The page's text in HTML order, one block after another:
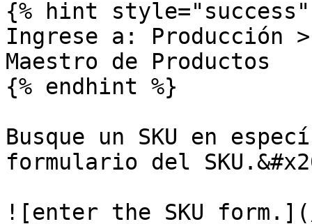
{% hint style="success"
Ingrese a: Producción
Maestro de Productos
{% endhint %}
Busque un SKU en
formulario del
![enter the SKU